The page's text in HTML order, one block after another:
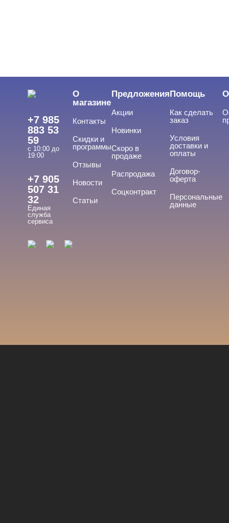
+7 985
883 53
59
с 10:00 до
19:00
+7 905
507 31
32
Единая
служба
сервиса
О
магазине
Контакты
Скидки и
программы
Отзывы
Новости
Статьи
Предложения
Акции
Новинки
Скоро в
продаже
Распродажа
Соцконтракт
Помощь
Как сделать
заказ
Условия
доставки и
оплаты
Договор-
оферта
Персональные
данные